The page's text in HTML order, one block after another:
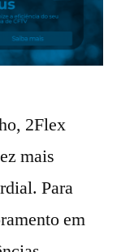
2Flex
mais
Para
em